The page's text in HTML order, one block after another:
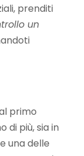
prenditi
un
primo
di più, sia in
una delle